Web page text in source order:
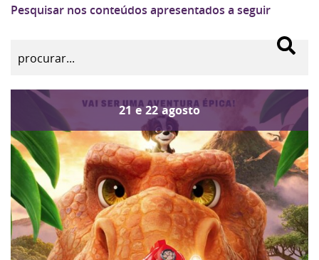
Pesquisar nos conteúdos apresentados a seguir
21 e 22 agosto